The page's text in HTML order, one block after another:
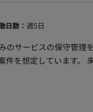
日数： 週5日
のサービスの保守管理
件を想定しています。
フロントエンド担当で